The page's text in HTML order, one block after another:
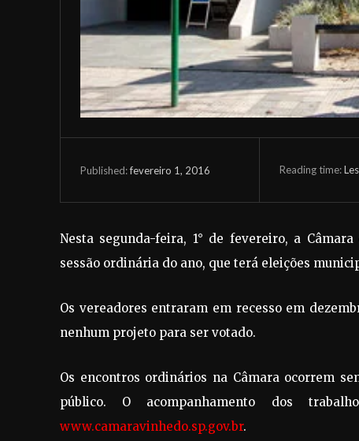
Published:fevereiro 1, 2016 Reading time:
Nesta segunda-feira, 1° de fevereiro, a
sessão ordinária do ano, que terá eleições
Os vereadores entraram em recesso em
nenhum projeto para ser votado.
Os encontros ordinários na Câmara ocorrem
público. O acompanhamento dos
www.camaravinhedo.sp.gov.br.